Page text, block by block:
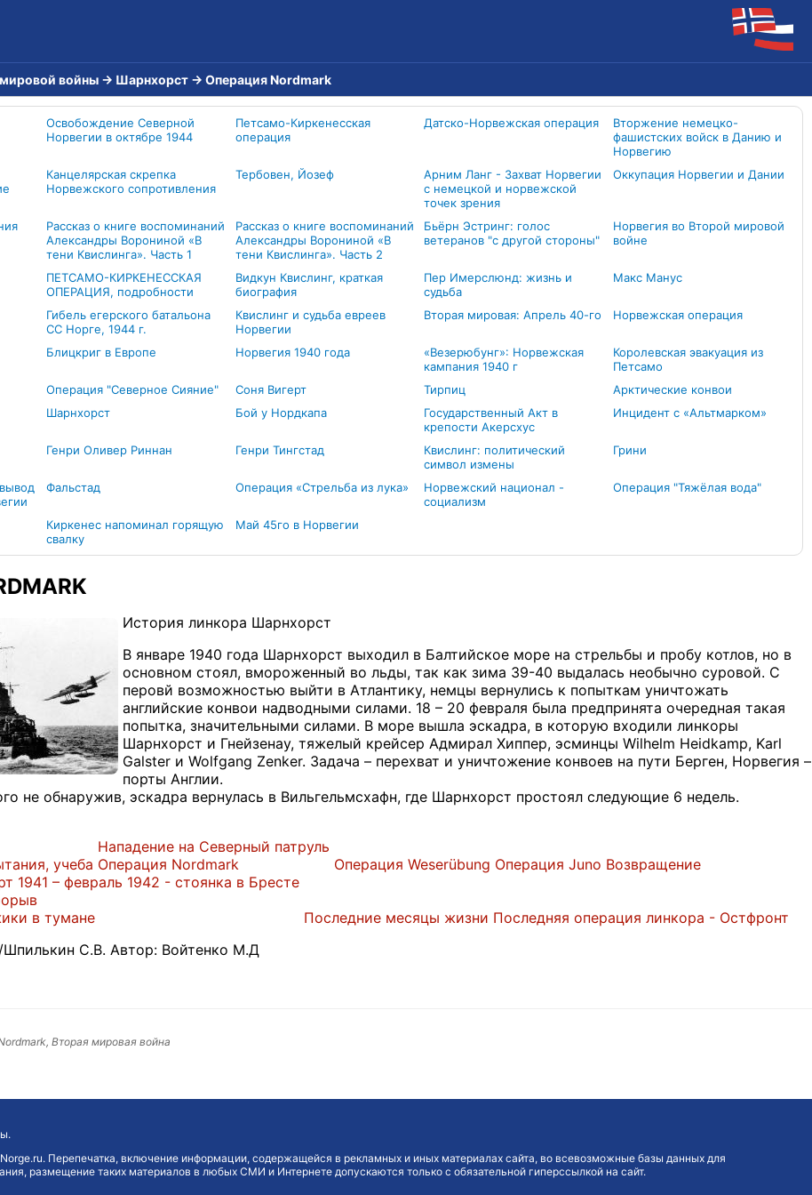
войны → Шарнхорст → Операция Nordmark
Освобождение Северной
Норвегии в октябре 1944
Петсамо-Киркенесская
операция
Датско-Норвежская операция
Вторжение немецко-
фашистских войск в Данию и
Норвегию
Канцелярская скрепка
Норвежского сопротивления
Тербовен, Йозеф
Арним Ланг - Захват Норвегии
с немецкой и норвежской
точек зрения
Оккупация Норвегии и Дании
Рассказ о книге воспоминаний
Александры Ворониной «В
тени Квислинга». Часть 1
Рассказ о книге воспоминаний
Александры Ворониной «В
тени Квислинга». Часть 2
Бьёрн Эстринг: голос
ветеранов "с другой стороны"
Норвегия во Второй мировой
войне
ПЕТСАМО-КИРКЕНЕССКАЯ
ОПЕРАЦИЯ, подробности
Видкун Квислинг, краткая
биография
Пер Имерслюнд: жизнь и
судьба
Макс Манус
Гибель егерского батальона
СС Норге, 1944 г.
Квислинг и судьба евреев
Норвегии
Вторая мировая: Апрель 40-го Норвежская операция
Блицкриг в Европе Норвегия 1940 года
«Везерюбунг»: Норвежская
кампания 1940 г
Королевская эвакуация из
Петсамо
Операция "Северное Сияние" Соня Вигерт Тирпиц
Арктические конвои
Шарнхорст Бой у Нордкапа
Государственный Акт в
крепости Акерсхус
Инцидент с «Альтмарком»
Генри Оливер Риннан Генри Тингстад
Квислинг: политический
символ измены
Грини
Фальстад Операция «Стрельба из лука»
Норвежский национал -
социализм
Операция "Тяжёлая вода"
Киркенес напоминал горящую
свалку
Май 45го в Норвегии
История линкора Шарнхорст
В январе 1940 года Шарнхорст выходил в Балтийское море на стрельбы и пробу котлов, но в
основном стоял, вмороженный во льды, так как зима 39-40 выдалась необычно суровой. С
перовй возможностью выйти в Атлантику, немцы вернулись к попыткам уничтожать
английские конвои надводными силами. 18 – 20 февраля была предпринята очередная такая
попытка, значительными силами. В море вышла эскадра, в которую входили линкоры
Шарнхорст и Гнейзенау, тяжелый крейсер Адмирал Хиппер, эсминцы Wilhelm Heidkamp, Karl
Galster и Wolfgang Zenker. Задача – перехват и уничтожение конвоев на пути Берген, Норвегия –
порты Англии.
не обнаружив, эскадра вернулась в Вильгельмсхафн, где Шарнхорст простоял следующие 6 недель.
учеба
Нападение на Северный патруль
Операция Nordmark
Операция Weserübung Операция Juno Возвращение
1941 – февраль 1942 - стоянка в Бресте
в тумане
Последние месяцы жизни Последняя операция линкора - Остфронт
С.В. Автор: Войтенко М.Д
Вторая мировая война
Перепечатка, включение информации, содержащейся в рекламных и иных материалах сайта, во всевозможные базы данных для
размещение таких материалов в любых СМИ и Интернете допускаются только с обязательной гиперссылкой на сайт.